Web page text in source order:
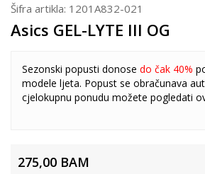
Šifra artikla: 1201A832-021
Asics GEL-LYTE III OG
Sezonski popusti donose do čak 40%
modele ljeta. Popust se obračunava
cjelokupnu ponudu možete pogledati
275,00 BAM